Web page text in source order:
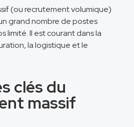
(ou recrutement volumique)
grand nombre de postes
limité. Il est courant dans la
la logistique et le
clés du
massif